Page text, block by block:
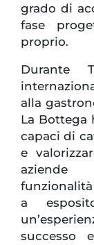
grado di
fase
proprio.
Durante
alla
La Bottega
capaci di
e
aziende
funzionalità
a
successo